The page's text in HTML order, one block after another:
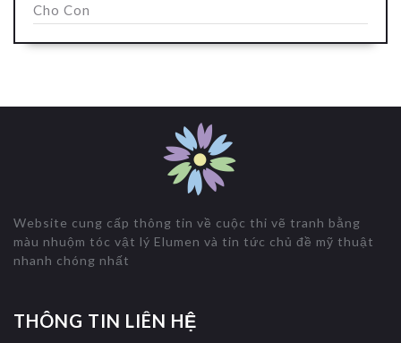
Cho Con
Website cung cấp thông tin về cuộc thi vẽ tranh bằng
màu nhuộm tóc vật lý Elumen và tin tức chủ đề mỹ thuật
nhanh chóng nhất
THÔNG TIN LIÊN HỆ